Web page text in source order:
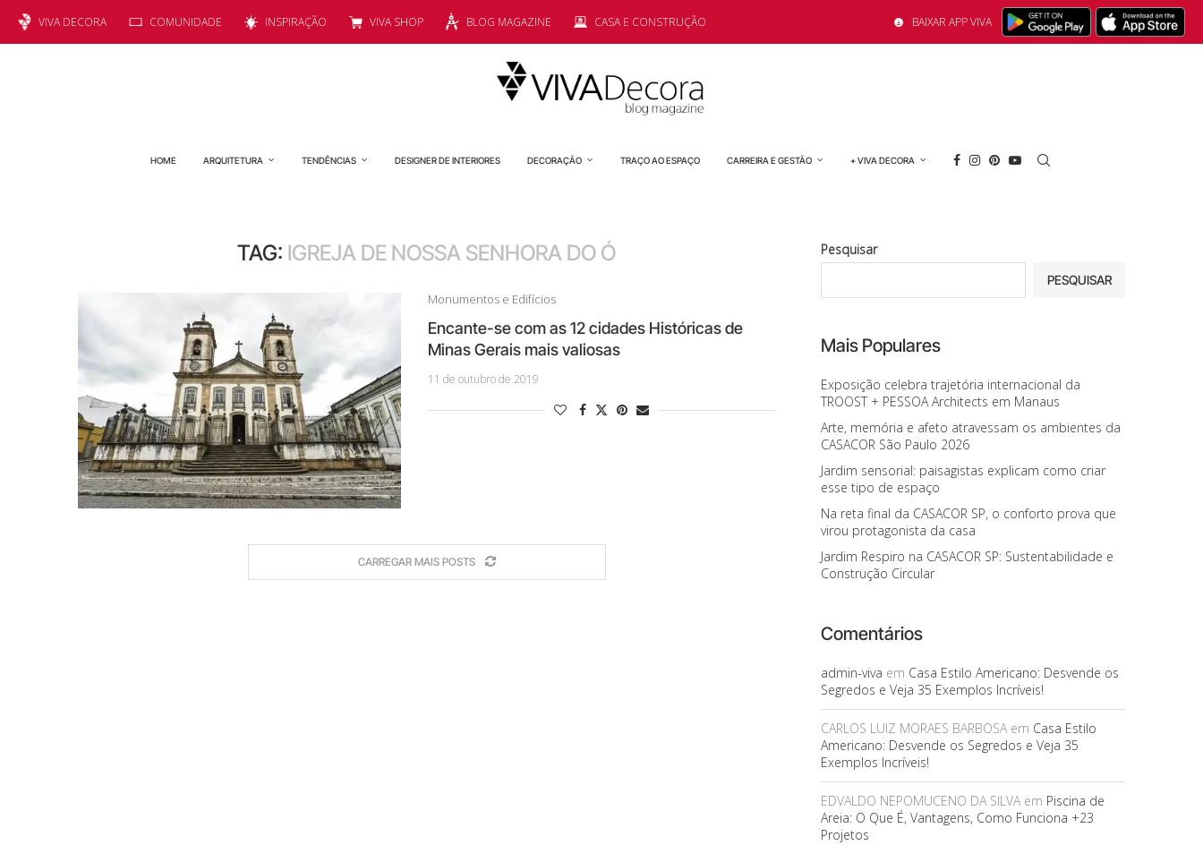
VIVA DECORA COMUNIDADE INSPIRAÇÃO VIVA SHOP BLOG MAGAZINE CASA E CONSTRUÇÃO BAIXAR APP VIVA
HOME ARQUITETURA TENDÊNCIAS DESIGNER DE INTERIORES DECORAÇÃO TRAÇO AO ESPAÇO CARREIRA E GESTÃO + VIVA DECORA
TAG: IGREJA DE NOSSA SENHORA DO Ó
Monumentos e Edifícios
Encante-se com as 12 cidades Históricas de
Minas Gerais mais valiosas
11 de outubro de 2019
CARREGAR MAIS POSTS
Pesquisar
PESQUISAR
Mais Populares
Exposição celebra trajetória internacional da
TROOST + PESSOA Architects em Manaus
Arte, memória e afeto atravessam os ambientes da
CASACOR São Paulo 2026
Jardim sensorial: paisagistas explicam como criar
esse tipo de espaço
Na reta final da CASACOR SP, o conforto prova que
virou protagonista da casa
Jardim Respiro na CASACOR SP: Sustentabilidade e
Construção Circular
Comentários
admin-viva em Casa Estilo Americano: Desvende os
Segredos e Veja 35 Exemplos Incríveis!
CARLOS LUIZ MORAES BARBOSAem Casa Estilo
Americano: Desvende os Segredos e Veja 35
Exemplos Incríveis!
EDVALDO NEPOMUCENO DA SILVAem Piscina de
Areia: O Que É, Vantagens, Como Funciona +23
Projetos